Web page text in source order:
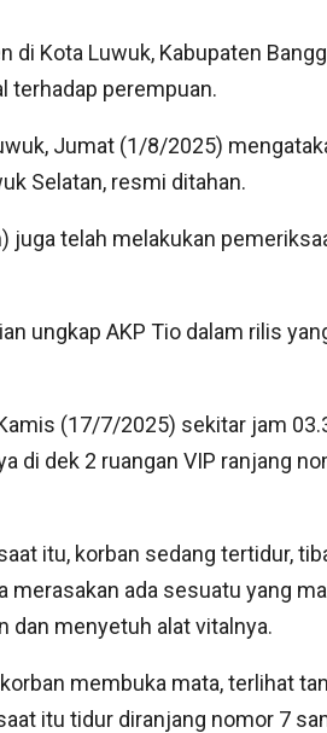
di Kota Luwuk, Kabupaten
terhadap perempuan.
Jumat (1/8/2025)
Selatan, resmi ditahan.
juga telah melakukan
ungkap AKP Tio dalam rilis
(17/7/2025) sekitar jam
di dek 2 ruangan VIP ranjang
itu, korban sedang tertidur,
merasakan ada sesuatu yang
dan menyetuh alat vitalnya.
korban membuka mata, terlihat
itu tidur diranjang nomor 7